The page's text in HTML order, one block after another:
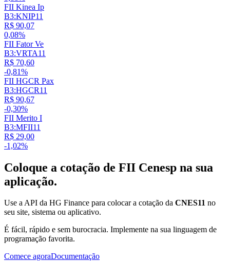
FII Kinea Ip
B3:KNIP11
R$ 90,07
0,08%
FII Fator Ve
B3:VRTA11
R$ 70,60
-0,81%
FII HGCR Pax
B3:HGCR11
R$ 90,67
-0,30%
FII Merito I
B3:MFII11
R$ 29,00
-1,02%
Coloque a cotação de FII Cenesp na sua
aplicação.
Use a API da HG Finance para colocar a cotação da CNES11 no
seu site, sistema ou aplicativo.
É fácil, rápido e sem burocracia. Implemente na sua linguagem de
programação favorita.
Comece agoraDocumentação